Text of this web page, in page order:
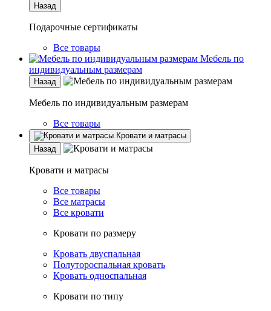
Назад
Подарочные сертификаты
Все товары
Мебель по
индивидуальным размерам
Назад
Мебель по индивидуальным размерам
Все товары
Кровати и матрасы
Назад
Кровати и матрасы
Все товары
Все матрасы
Все кровати
Кровати по размеру
Кровать двуспальная
Полутороспальная кровать
Кровать односпальная
Кровати по типу